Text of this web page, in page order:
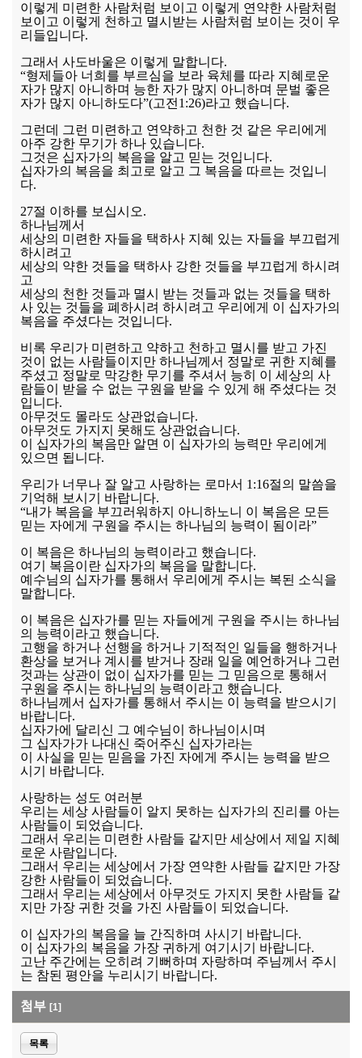
이렇게 미련한 사람처럼 보이고 이렇게 연약한 사람처럼
보이고 이렇게 천하고 멸시받는 사람처럼 보이는 것이 우
리들입니다.
그래서 사도바울은 이렇게 말합니다.
“형제들아 너희를 부르심을 보라 육체를 따라 지혜로운
자가 많지 아니하며 능한 자가 많지 아니하며 문벌 좋은
자가 많지 아니하도다”(고전1:26)라고 했습니다.
그런데 그런 미련하고 연약하고 천한 것 같은 우리에게
아주 강한 무기가 하나 있습니다.
그것은 십자가의 복음을 알고 믿는 것입니다.
십자가의 복음을 최고로 알고 그 복음을 따르는 것입니
다.
27절 이하를 보십시오.
하나님께서
세상의 미련한 자들을 택하사 지혜 있는 자들을 부끄럽게
하시려고
세상의 약한 것들을 택하사 강한 것들을 부끄럽게 하시려
고
세상의 천한 것들과 멸시 받는 것들과 없는 것들을 택하
사 있는 것들을 폐하시려 하시려고 우리에게 이 십자가의
복음을 주셨다는 것입니다.
비록 우리가 미련하고 약하고 천하고 멸시를 받고 가진
것이 없는 사람들이지만 하나님께서 정말로 귀한 지혜를
주셨고 정말로 막강한 무기를 주셔서 능히 이 세상의 사
람들이 받을 수 없는 구원을 받을 수 있게 해 주셨다는 것
입니다.
아무것도 몰라도 상관없습니다.
아무것도 가지지 못해도 상관없습니다.
이 십자가의 복음만 알면 이 십자가의 능력만 우리에게
있으면 됩니다.
우리가 너무나 잘 알고 사랑하는 로마서 1:16절의 말씀을
기억해 보시기 바랍니다.
“내가 복음을 부끄러워하지 아니하노니 이 복음은 모든
믿는 자에게 구원을 주시는 하나님의 능력이 됨이라”
이 복음은 하나님의 능력이라고 했습니다.
여기 복음이란 십자가의 복음을 말합니다.
예수님의 십자가를 통해서 우리에게 주시는 복된 소식을
말합니다.
이 복음은 십자가를 믿는 자들에게 구원을 주시는 하나님
의 능력이라고 했습니다.
고행을 하거나 선행을 하거나 기적적인 일들을 행하거나
환상을 보거나 계시를 받거나 장래 일을 예언하거나 그런
것과는 상관이 없이 십자가를 믿는 그 믿음으로 통해서
구원을 주시는 하나님의 능력이라고 했습니다.
하나님께서 십자가를 통해서 주시는 이 능력을 받으시기
바랍니다.
십자가에 달리신 그 예수님이 하나님이시며
그 십자가가 나대신 죽어주신 십자가라는
이 사실을 믿는 믿음을 가진 자에게 주시는 능력을 받으
시기 바랍니다.
사랑하는 성도 여러분
우리는 세상 사람들이 알지 못하는 십자가의 진리를 아는
사람들이 되었습니다.
그래서 우리는 미련한 사람들 같지만 세상에서 제일 지혜
로운 사람입니다.
그래서 우리는 세상에서 가장 연약한 사람들 같지만 가장
강한 사람들이 되었습니다.
그래서 우리는 세상에서 아무것도 가지지 못한 사람들 같
지만 가장 귀한 것을 가진 사람들이 되었습니다.
이 십자가의 복음을 늘 간직하며 사시기 바랍니다.
이 십자가의 복음을 가장 귀하게 여기시기 바랍니다.
고난 주간에는 오히려 기뻐하며 자랑하며 주님께서 주시
는 참된 평안을 누리시기 바랍니다.
첨부 [1]
목록